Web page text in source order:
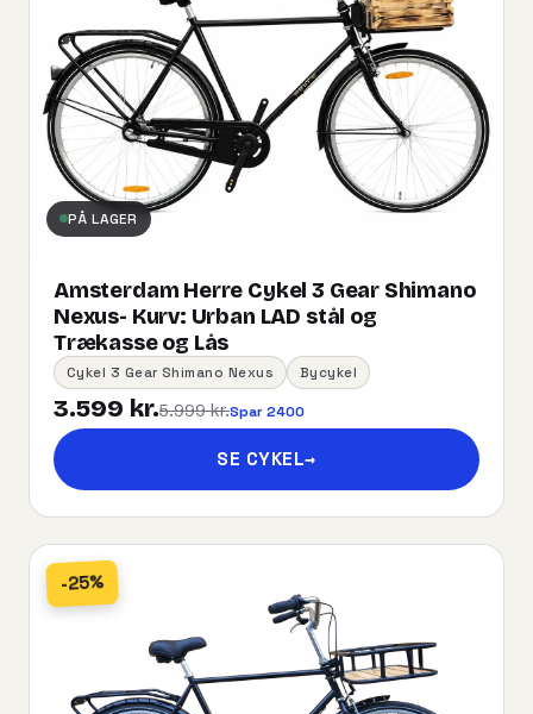
PÅ LAGER
Amsterdam Herre Cykel 3 Gear Shimano
Nexus- Kurv:​ ​Urban​ ​LAD​ ​stål og
Trækasse og Lås
Cykel 3 Gear Shimano Nexus Bycykel
3.599 kr.5.999 kr.Spar 2400
SE CYKEL→
-25%